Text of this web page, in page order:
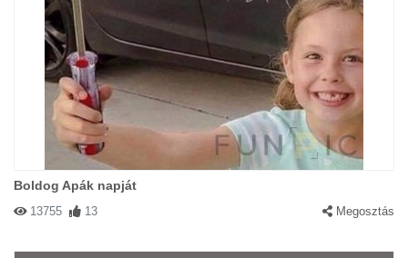
Boldog Apák napját
13755 13 Megosztás